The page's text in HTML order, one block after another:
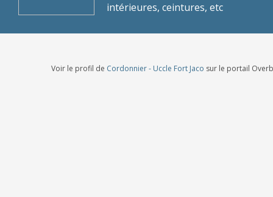
intérieures, ceintures, etc
Voir le profil de Cordonnier - Uccle Fort Jaco sur le portail